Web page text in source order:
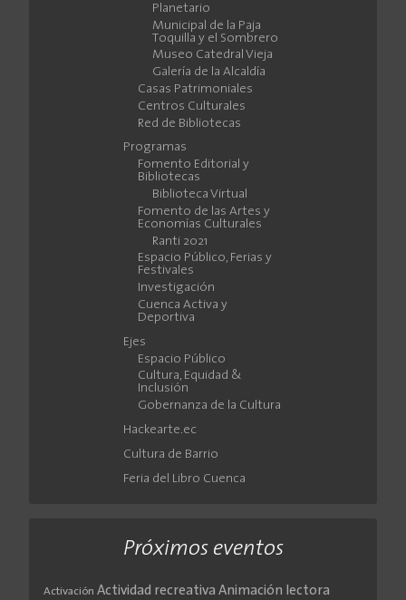
Planetario
Municipal de la Paja
Toquilla y el Sombrero
Museo Catedral Vieja
Galería de la Alcaldía
Casas Patrimoniales
Centros Culturales
Red de Bibliotecas
Programas
Fomento Editorial y
Bibliotecas
Biblioteca Virtual
Fomento de las Artes y
Economías Culturales
Ranti 2021
Espacio Público, Ferias y
Festivales
Investigación
Cuenca Activa y
Deportiva
Ejes
Espacio Público
Cultura, Equidad &
Inclusión
Gobernanza de la Cultura
Hackearte.ec
Cultura de Barrio
Feria del Libro Cuenca
Próximos eventos
Activación Actividad recreativa Animación lectora